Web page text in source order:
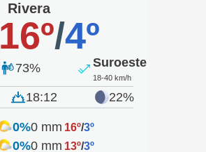
Rivera
16º/4º
73% Suroeste
18-40 km/h
18:12 22%
0%0 mm 16º/3º
0%0 mm 13º/3º